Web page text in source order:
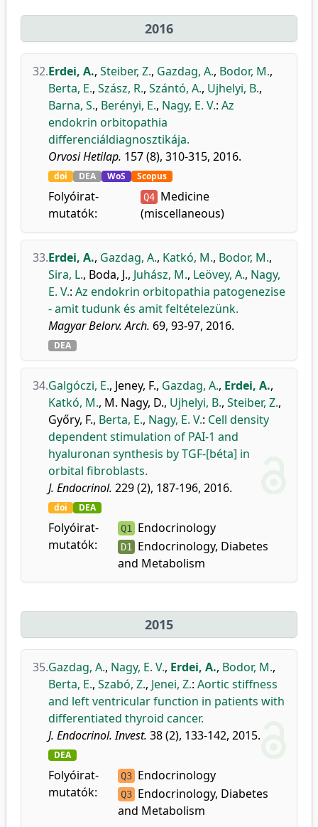
2016
32.Erdei, A., Steiber, Z., Gazdag, A., Bodor, M.,
Berta, E., Szász, R., Szántó, A., Ujhelyi, B.,
Barna, S., Berényi, E., Nagy, E. V.: Az
endokrin orbitopathia
differenciáldiagnosztikája.
Orvosi Hetilap. 157 (8), 310-315, 2016.
doi DEA WoS Scopus
Folyóirat-
mutatók:
Q4 Medicine
(miscellaneous)
33.Erdei, A., Gazdag, A., Katkó, M., Bodor, M.,
Sira, L., Boda, J., Juhász, M., Leövey, A., Nagy,
E. V.: Az endokrin orbitopathia patogenezise
- amit tudunk és amit feltételezünk.
Magyar Belorv. Arch. 69, 93-97, 2016.
DEA
34.Galgóczi, E., Jeney, F., Gazdag, A., Erdei, A.,
Katkó, M., M. Nagy, D., Ujhelyi, B., Steiber, Z.,
Győry, F., Berta, E., Nagy, E. V.: Cell density
dependent stimulation of PAI-1 and
hyaluronan synthesis by TGF-[béta] in
orbital fibroblasts.
J. Endocrinol. 229 (2), 187-196, 2016.
doi DEA
Folyóirat-
mutatók:
Q1 Endocrinology
D1 Endocrinology, Diabetes
and Metabolism
2015
35.Gazdag, A., Nagy, E. V., Erdei, A., Bodor, M.,
Berta, E., Szabó, Z., Jenei, Z.: Aortic stiffness
and left ventricular function in patients with
differentiated thyroid cancer.
J. Endocrinol. Invest. 38 (2), 133-142, 2015.
DEA
Folyóirat-
mutatók:
Q3 Endocrinology
Q3 Endocrinology, Diabetes
and Metabolism